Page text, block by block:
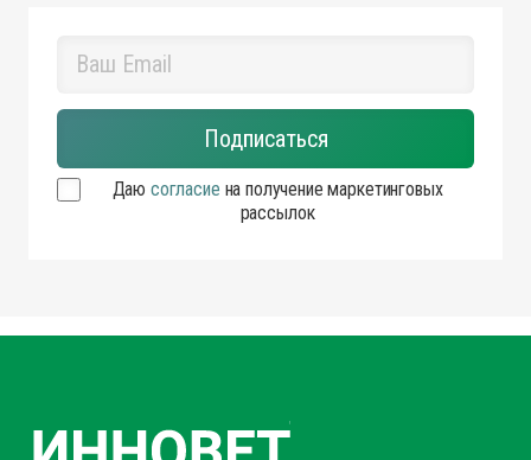
Даю согласие на получение маркетинговых
рассылок